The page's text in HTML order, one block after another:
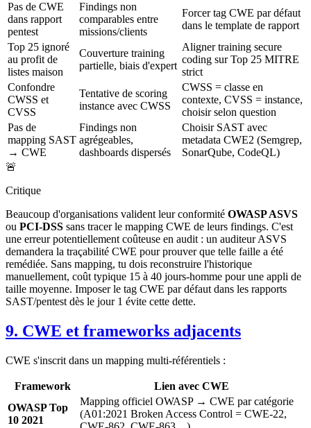
Pas de CWE
dans rapport
pentest
Findings non
comparables entre
missions/clients
Forcer tag CWE par défaut
dans le template de rapport
Top 25 ignoré
au profit de
listes maison
Couverture training
partielle, biais d'expert
Aligner training secure
coding sur Top 25 MITRE
strict
Confondre
CWSS et
CVSS
Tentative de scoring
instance avec CWSS
CWSS = classe en
contexte, CVSS = instance,
choisir selon question
Pas de
mapping SAST
→ CWE
Findings non
agrégeables,
dashboards dispersés
Choisir SAST avec
metadata CWE2 (Semgrep,
SonarQube, CodeQL)
🚨
Critique
Beaucoup d'organisations valident leur conformité OWASP ASVS
ou PCI-DSS sans tracer le mapping CWE de leurs findings. C'est
une erreur potentiellement coûteuse en audit : un auditeur ASVS
demandera la traçabilité CWE pour prouver que telle faille a été
remédiée. Sans mapping, tu dois reconstruire l'historique
manuellement, coût typique 15 à 40 jours-homme pour une appli de
taille moyenne. Imposer le tag CWE par défaut dans les rapports
SAST/pentest dès le jour 1 évite cette dette.
9. CWE et frameworks adjacents
CWE s'inscrit dans un mapping multi-référentiels :
Framework
Lien avec CWE
OWASP Top
10 2021
Mapping officiel OWASP → CWE par catégorie
(A01:2021 Broken Access Control = CWE-22,